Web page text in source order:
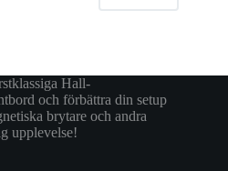
Hall-
och förbättra din setup
brytare och andra
upplevelse!